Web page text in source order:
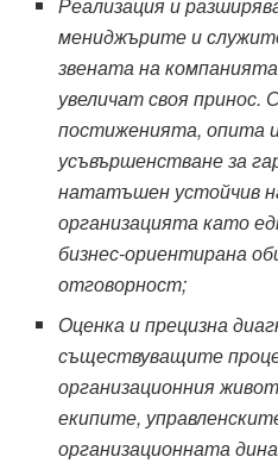
мениджърите и
звената на
увеличат своя
постиженията, опита
усъвършенстванеза
нататъшен устойчив
организациятакато
бизнес-ориентирана
отговорност;
Оценка и прецизна
съществуващите
организационния живот
екипите,
организационната